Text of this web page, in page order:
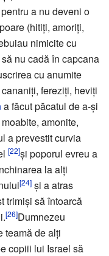
a nu deveni o
(hitiţi, amoriţi,
nimicite cu
nu cadă în capcana
cu anumite
fereziţi, heviţi
a făcut păcatul de a-şi
amonite,
a prevestit curvia
[22]şi poporul evreu a
la alţi
[24] şi a atras
trimişi să întoarcă
[26]Dumnezeu
teamă de alţi
copiii lui Israel să